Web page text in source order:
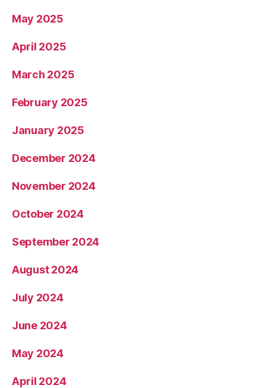
May 2025
April 2025
March 2025
February 2025
January 2025
December 2024
November 2024
October 2024
September 2024
August 2024
July 2024
June 2024
May 2024
April 2024